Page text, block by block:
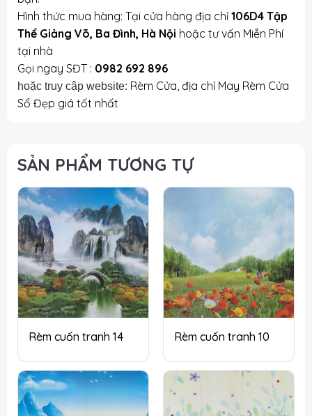
Hình thức mua hàng: Tại cửa hàng địa chỉ 106D4 Tập
Thể Giảng Võ, Ba Đình, Hà Nội hoặc tư vấn Miễn Phí
tại nhà
Gọi ngay SĐT : 0982 692 896
hoặc truy cập website: Rèm Cửa, địa chỉ May Rèm Cửa
Sổ Đẹp giá tốt nhất
SẢN PHẨM TƯƠNG TỰ
Rèm cuốn tranh 14 Rèm cuốn tranh 10